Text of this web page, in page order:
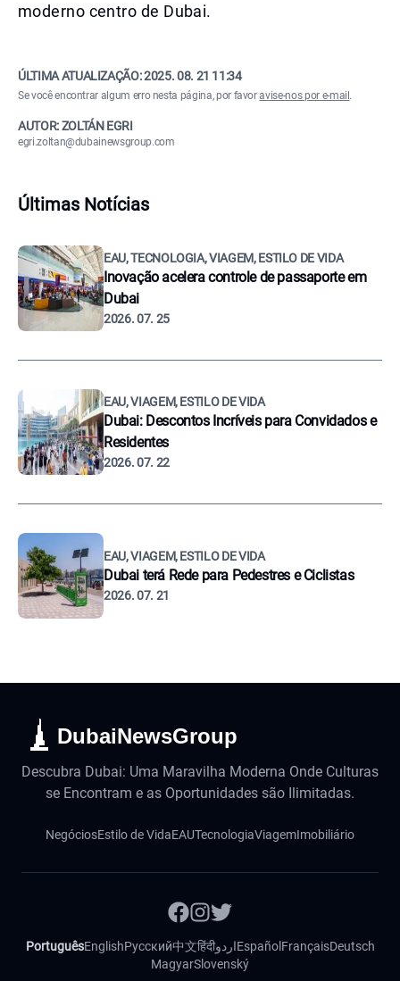
moderno centro de Dubai.
ÚLTIMA ATUALIZAÇÃO:2025. 08. 21 11:34
Se você encontrar algum erro nesta página, por favoravise-nos por e-mail .
AUTOR: ZOLTÁN EGRI
egri.zoltan@dubainewsgroup.com
Últimas Notícias
EAU, TECNOLOGIA, VIAGEM, ESTILO DE VIDA
Inovação acelera controle de passaporte em
Dubai
2026. 07. 25
EAU, VIAGEM, ESTILO DE VIDA
Dubai: Descontos Incríveis para Convidados e
Residentes
2026. 07. 22
EAU, VIAGEM, ESTILO DE VIDA
Dubai terá Rede para Pedestres e Ciclistas
2026. 07. 21
DubaiNewsGroup
Descubra Dubai: Uma Maravilha Moderna Onde Culturas
se Encontram e as Oportunidades são Ilimitadas.
NegóciosEstilo de VidaEAUTecnologiaViagemImobiliário
PortuguêsEnglishРусский中文हिंदीاردوEspañol FrançaisDeutsch
MagyarSlovenský